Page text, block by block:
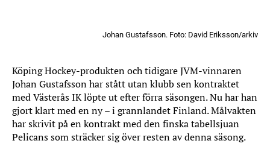
Johan Gustafsson. Foto: David Eriksson/arkiv
Köping Hockey-produkten och tidigare JVM-vinnaren
Johan Gustafsson har stått utan klubb sen kontraktet
med Västerås IK löpte ut efter förra säsongen. Nu har han
gjort klart med en ny – i grannlandet Finland. Målvakten
har skrivit på en kontrakt med den finska tabellsjuan
Pelicans som sträcker sig över resten av denna säsong.